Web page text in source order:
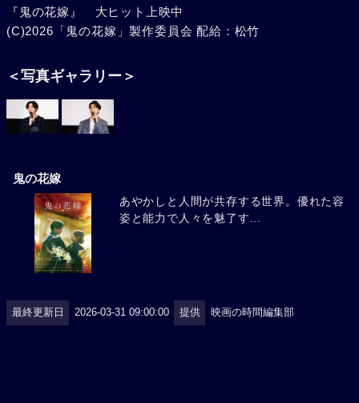
『鬼の花嫁』 大ヒット上映中
(C)2026「鬼の花嫁」製作委員会 配給：松竹
＜写真ギャラリー＞
鬼の花嫁
あやかしと人間が共存する世界。優れた容
姿と能力で人々を魅了す...
最終更新日 2026-03-31 09:00:00 提供 映画の時間編集部